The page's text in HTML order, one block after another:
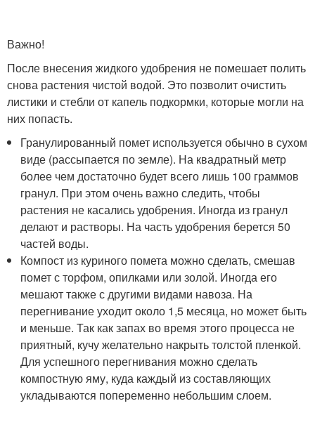
Важно!
После внесения жидкого удобрения не помешает полить
снова растения чистой водой. Это позволит очистить
листики и стебли от капель подкормки, которые могли на
них попасть.
Гранулированный помет используется обычно в сухом
виде (рассыпается по земле). На квадратный метр
более чем достаточно будет всего лишь 100 граммов
гранул. При этом очень важно следить, чтобы
растения не касались удобрения. Иногда из гранул
делают и растворы. На часть удобрения берется 50
частей воды.
Компост из куриного помета можно сделать, смешав
помет с торфом, опилками или золой. Иногда его
мешают также с другими видами навоза. На
перегнивание уходит около 1,5 месяца, но может быть
и меньше. Так как запах во время этого процесса не
приятный, кучу желательно накрыть толстой пленкой.
Для успешного перегнивания можно сделать
компостную яму, куда каждый из составляющих
укладываются попеременно небольшим слоем.